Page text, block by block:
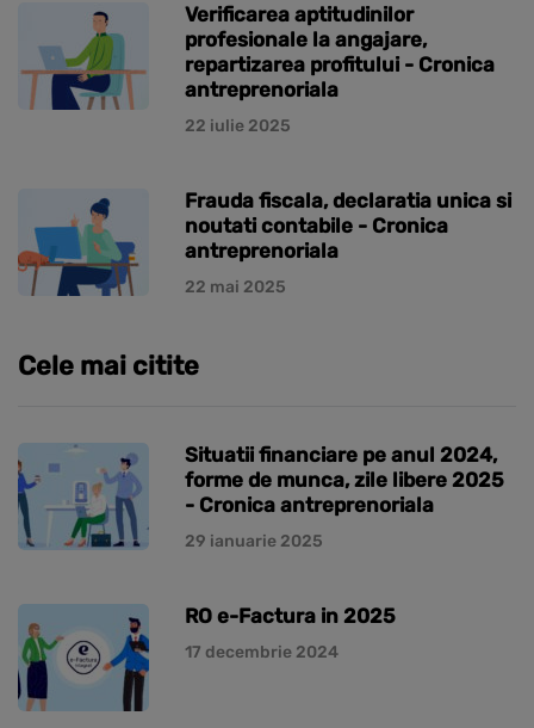
Verificarea aptitudinilor
profesionale la angajare,
repartizarea profitului - Cronica
antreprenoriala
22 iulie 2025
Frauda fiscala, declaratia unica si
noutati contabile - Cronica
antreprenoriala
22 mai 2025
Cele mai citite
Situatii financiare pe anul 2024,
forme de munca, zile libere 2025
- Cronica antreprenoriala
29 ianuarie 2025
RO e-Factura in 2025
17 decembrie 2024